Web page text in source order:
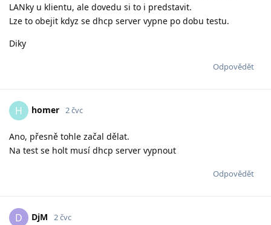
LANky u klientu, ale dovedu si to i predstavit.
Lze to obejit kdyz se dhcp server vypne po dobu testu.
Diky
Odpovědět
H homer 2 čvc
Ano, přesně tohle začal dělat.
Na test se holt musí dhcp server vypnout
Odpovědět
D DjM 2 čvc